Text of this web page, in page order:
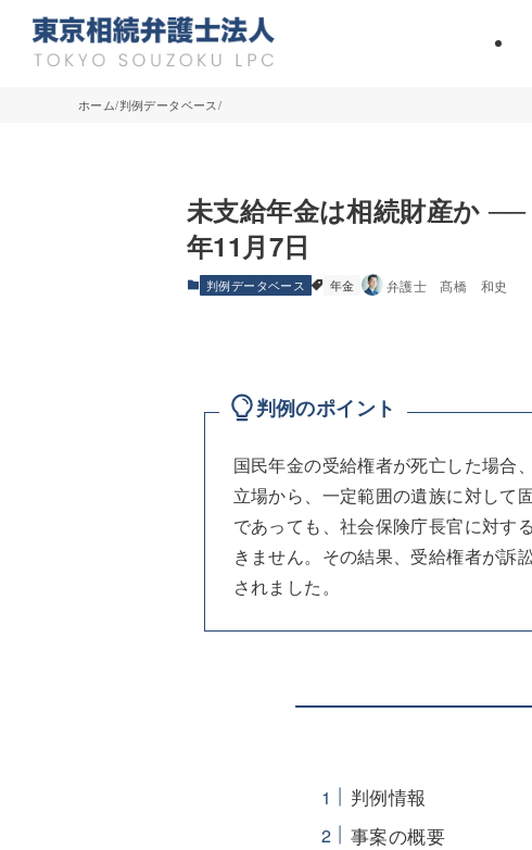
ホーム 判例データベース
未支給年金は相続財産か
年11月7日
判例データベース 年金 弁護士 髙橋 和史
判例のポイント
国民年金の受給権者が死亡した場合
立場から、一定範囲の遺族に対して
であっても、社会保険庁長官に対す
きません。その結果、受給権者が訴
されました。
判例情報
事案の概要